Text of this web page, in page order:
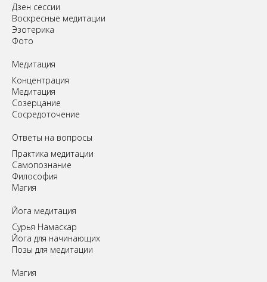
Дзен сессии
Воскресные медитации
Эзотерика
Фото
Медитация
Концентрация
Медитация
Созерцание
Сосредоточение
Ответы на вопросы
Практика медитации
Самопознание
Философия
Магия
Йога медитация
Сурья Намаскар
Йога для начинающих
Позы для медитации
Магия